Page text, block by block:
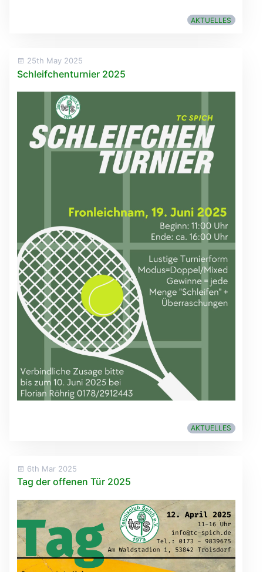
AKTUELLES
25th May 2025
Schleifchenturnier 2025
AKTUELLES
6th Mar 2025
Tag der offenen Tür 2025